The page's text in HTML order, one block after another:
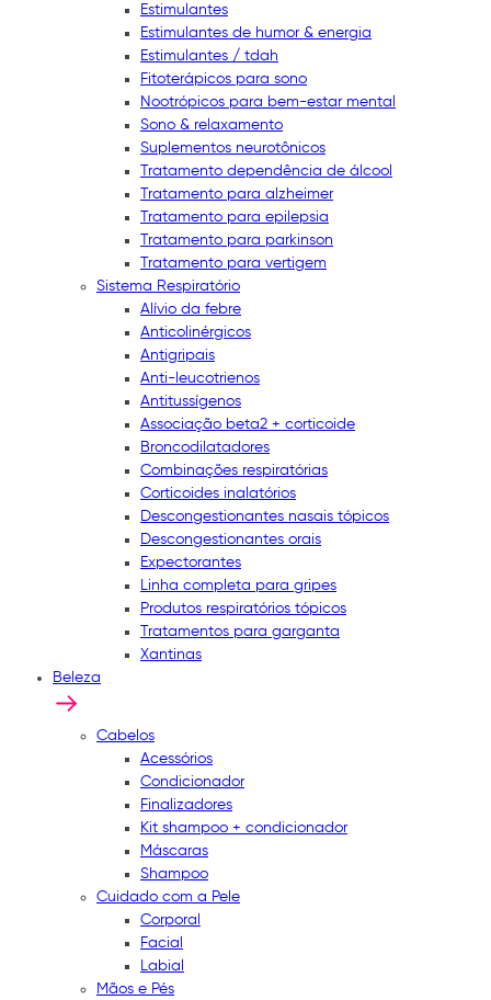
Estimulantes
Estimulantes de humor & energia
Estimulantes / tdah
Fitoterápicos para sono
Nootrópicos para bem-estar mental
Sono & relaxamento
Suplementos neurotônicos
Tratamento dependência de álcool
Tratamento para alzheimer
Tratamento para epilepsia
Tratamento para parkinson
Tratamento para vertigem
Sistema Respiratório
Alívio da febre
Anticolinérgicos
Antigripais
Anti-leucotrienos
Antitussígenos
Associação beta2 + corticoide
Broncodilatadores
Combinações respiratórias
Corticoides inalatórios
Descongestionantes nasais tópicos
Descongestionantes orais
Expectorantes
Linha completa para gripes
Produtos respiratórios tópicos
Tratamentos para garganta
Xantinas
Beleza
Cabelos
Acessórios
Condicionador
Finalizadores
Kit shampoo + condicionador
Máscaras
Shampoo
Cuidado com a Pele
Corporal
Facial
Labial
Mãos e Pés